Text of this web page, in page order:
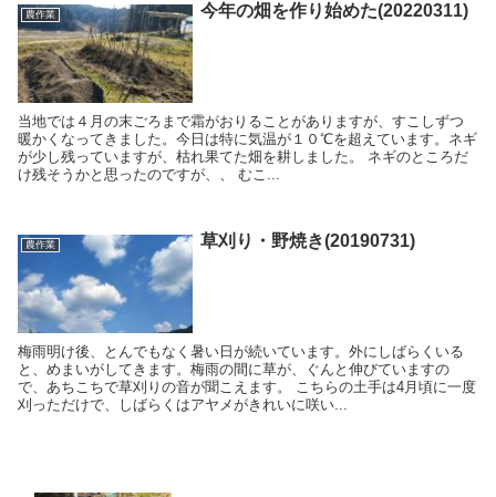
農作業 今年の畑を作り始めた(20220311)
当地では４月の末ごろまで霜がおりることがありますが、すこしずつ
暖かくなってきました。今日は特に気温が１０℃を超えています。ネギ
が少し残っていますが、枯れ果てた畑を耕しました。 ネギのところだ
け残そうかと思ったのですが、、 むこ...
農作業 草刈り・野焼き(20190731)
梅雨明け後、とんでもなく暑い日が続いています。外にしばらくいる
と、めまいがしてきます。梅雨の間に草が、ぐんと伸びていますの
で、あちこちで草刈りの音が聞こえます。 こちらの土手は4月頃に一度
刈っただけで、しばらくはアヤメがきれいに咲い...